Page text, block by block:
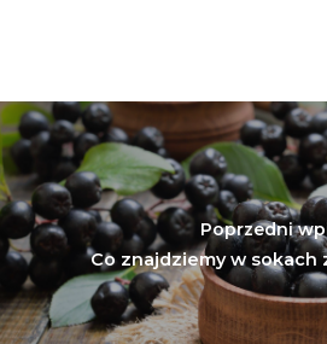
Poprzedni
Co znajdziemy w sokach